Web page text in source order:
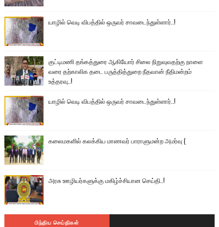
யாழில் வெடி விபத்தில் ஒருவர் சாவடைந்துள்ளார்..!
குட்டிமணி தங்கத்துரை ஆகியோர் சிலை நிறுவுவதற்கு நாளை
வரை தற்காலிக தடை பருத்தித்துறை நீதவான் நீதிமன்றம்
உத்தரவு..!
யாழில் வெடி விபத்தில் ஒருவர் சாவடைந்துள்ளார்..!
கலைமகளில் கலக்கிய மாணவர் பாராளுமன்ற அமர்வு (
அரசு ஊழியர்களுக்கு மகிழ்ச்சியான செய்தி..!
பிந்திய செய்திகள்